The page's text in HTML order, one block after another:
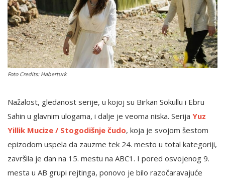
Register
English
Foto Credits: Haberturk
Nažalost, gledanost serije, u kojoj su Birkan Sokullu i Ebru
Sahin u glavnim ulogama, i dalje je veoma niska. Serija Yuz
Yillik Mucize / Stogodišnje čudo, koja je svojom šestom
epizodom uspela da zauzme tek 24. mesto u total kategoriji,
završila je dan na 15. mestu na ABC1. I pored osvojenog 9.
mesta u AB grupi rejtinga, ponovo je bilo razočaravajuće